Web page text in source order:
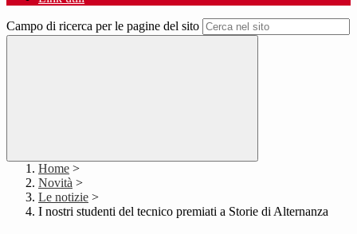
Campo di ricerca per le pagine del sito
Home >
Novità >
Le notizie >
I nostri studenti del tecnico premiati a Storie di Alternanza